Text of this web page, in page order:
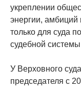
укреплении
энергии,
только для суда
судебной
У Верховного
председателя с